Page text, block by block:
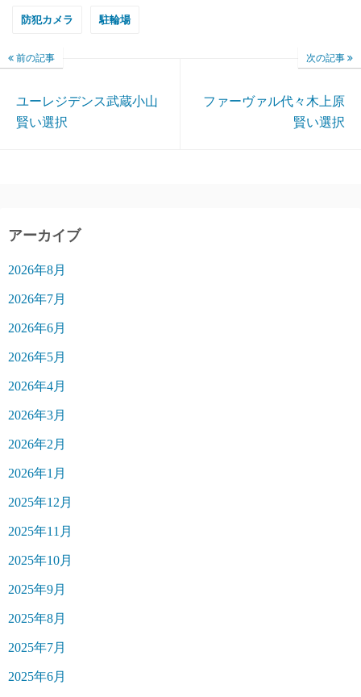
防犯カメラ 駐輪場
前の記事
ユーレジデンス武蔵小山
賢い選択
次の記事
ファーヴァル代々木上原
賢い選択
アーカイブ
2026年8月
2026年7月
2026年6月
2026年5月
2026年4月
2026年3月
2026年2月
2026年1月
2025年12月
2025年11月
2025年10月
2025年9月
2025年8月
2025年7月
2025年6月